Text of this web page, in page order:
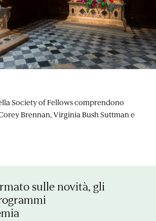
Society of Fellows comprendono
Brennan, Virginia Bush Suttman e
sulle novità, gli